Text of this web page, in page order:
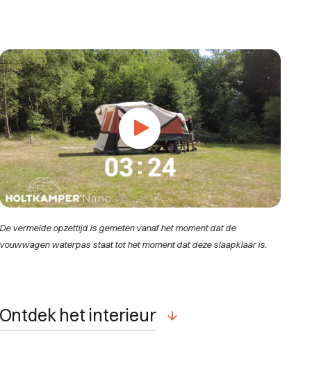
De vermelde opzettijd is gemeten vanaf het moment dat de
vouwwagen waterpas staat tot het moment dat deze slaapklaar is.
Ontdek het interieur